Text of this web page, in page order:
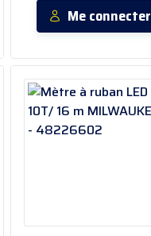
Me connecter